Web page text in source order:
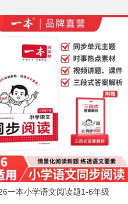
一本小学语文阅读题1-6年级